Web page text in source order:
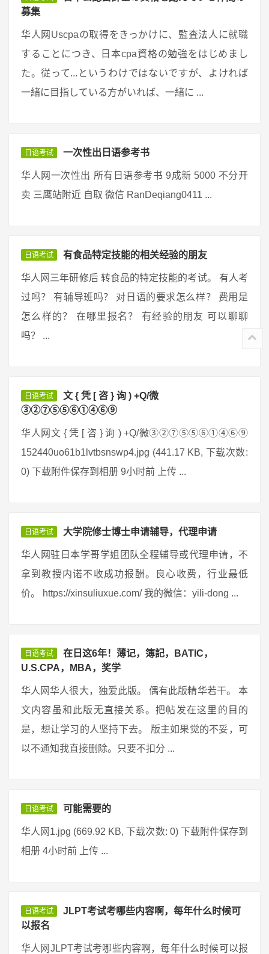
募集
华人网Uscpaの取得をきっかけに、監査法人に就職
することにつき、日本cpa資格の勉強をはじめまし
た。従って...というわけではないですが、よければ
一緒に目指している方がいれば、一緒に ...
日语考试 一次性出日语参考书
华人网一次性出 所有日语参考书 9成新 5000 不分开
卖 三鹰站附近 自取 微信 RanDeqiang0411 ...
日语考试 有食品特定技能的相关经验的朋友
华人网三年研修后 转食品的特定技能的考试。 有人考
过吗？ 有辅导班吗？ 对日语的要求怎么样？ 费用是
怎么样的？ 在哪里报名？ 有经验的朋友 可以聊聊
吗？ ...
日语考试
文 { 凭 [ 咨 } 询 ) +Q/微
③②⑦⑤⑤⑥①④⑥⑨
华人网文 { 凭 [ 咨 } 询 ) +Q/微③②⑦⑤⑤⑥①④⑥⑨
152440uo61b1lvtbsnswp4.jpg (441.17 KB, 下载次数:
0) 下载附件保存到相册 9小时前 上传 ...
日语考试 大学院修士博士申请辅导，代理申请
华人网驻日本学哥学姐团队全程辅导或代理申请，不
拿到教授内诺不收成功报酬。良心收费，行业最低
价。 https://xinsuliuxue.com/ 我的微信：yili-dong ...
日语考试
在日这6年！薄记，簿記，BATIC，
U.S.CPA，MBA，奖学
华人网华人很大，独爱此版。 偶有此版精华若干。 本
文内容虽和此版无直接关系。把帖发在这里的目的
是，想让学习的人坚持下去。 版主如果觉的不妥，可
以不通知我直接删除。只要不扣分 ...
日语考试 可能需要的
华人网1.jpg (669.92 KB, 下载次数: 0) 下载附件保存到
相册 4小时前 上传 ...
日语考试
JLPT考试考哪些内容啊，每年什么时候可
以报名
华人网JLPT考试考哪些内容啊，每年什么时候可以报